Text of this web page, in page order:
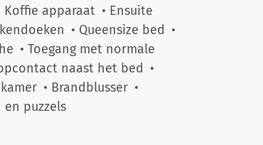
Koffie apparaat • Ensuite
• Queensize bed •
• Toegang met normale
naast het bed •
• Brandblusser •
en puzzels